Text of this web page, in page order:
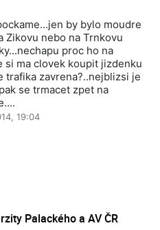
by bylo moudre
Zikovu nebo na Trnkovu
proc ho na
si ma clovek koupit jizdenku
trafika zavrena?..nejblizsi je
se trmacet zpet na
19:04
Palackého a AV ČR